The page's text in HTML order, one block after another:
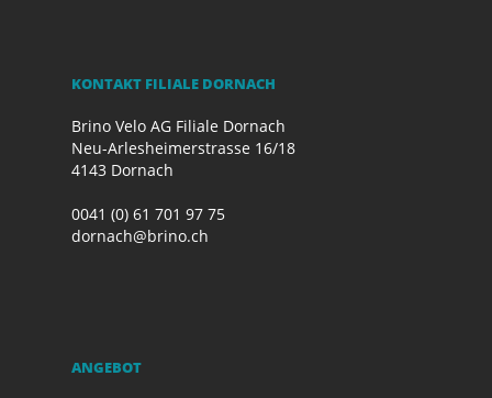
KONTAKT FILIALE DORNACH
Brino Velo AG Filiale Dornach
Neu-Arlesheimerstrasse 16/18
4143 Dornach
0041 (0) 61 701 97 75
dornach@brino.ch
ANGEBOT